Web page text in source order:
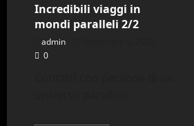
Incredibili viaggi in
mondi paralleli 2/2
admin
0